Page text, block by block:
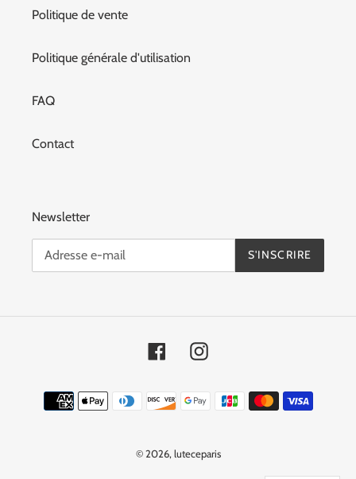
Politique de vente
Politique générale d'utilisation
FAQ
Contact
Newsletter
S'INSCRIRE
FacebookInstagram
Moyens
de
© 2026, luteceparis